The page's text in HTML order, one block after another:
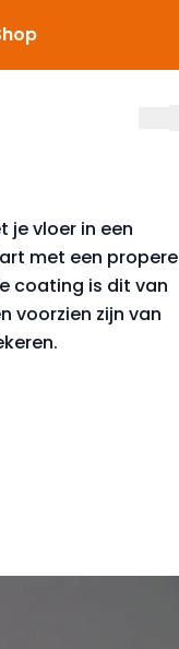
je vloer in een
met een propere
coating is dit van
voorzien zijn van